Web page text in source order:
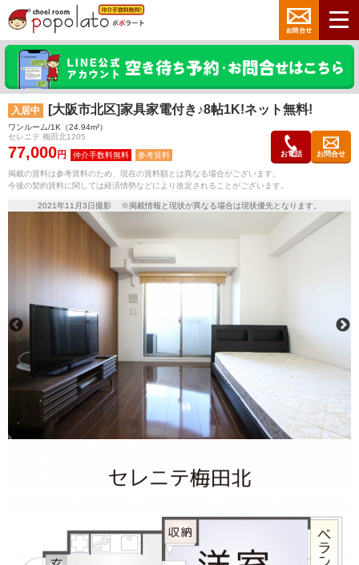
入居中 [大阪市北区]家具家電付き♪8帖1K!ネット無料!
ワンルーム/1K（24.94m²）
セレニテ 梅田北1205
77,000円 参考賃料 お電話 お問合せ
掲載の賃料は参考賃料のため、現在の賃料額とは異なる場合がございます。
今後の契約賃料に関しては経済情勢などにより改定されることがございます。
2021年11月3日撮影 ※掲載情報と現状が異なる場合は現状優先となります。